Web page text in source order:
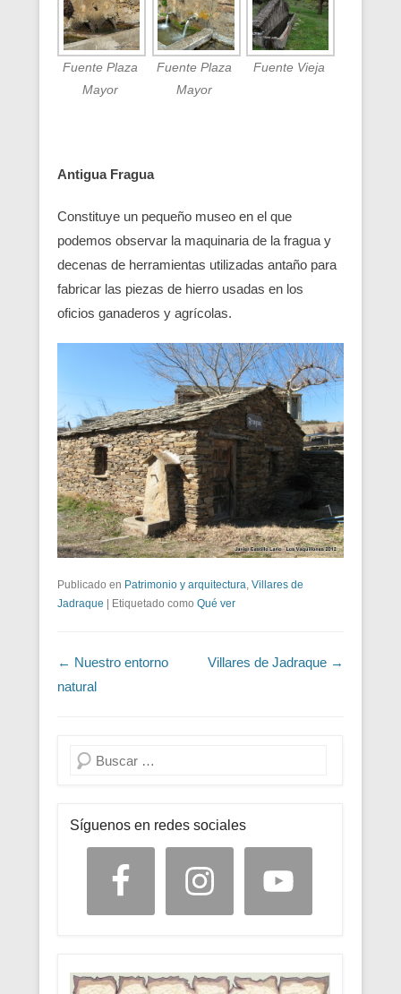
Fuente Plaza
Mayor
Fuente Plaza
Mayor
Fuente Vieja
Antigua Fragua
Constituye un pequeño museo en el que
podemos observar la maquinaria de la fragua y
decenas de herramientas utilizadas antaño para
fabricar las piezas de hierro usadas en los
oficios ganaderos y agrícolas.
Publicado en Patrimonio y arquitectura, Villares de
Jadraque
Etiquetado como Qué ver
Navegación de entradas
← Nuestro entorno
natural
Villares de Jadraque →
Buscar
Síguenos en redes sociales